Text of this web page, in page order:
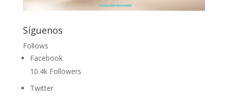
Síguenos
Follows
Facebook
10.4k Followers
Twitter